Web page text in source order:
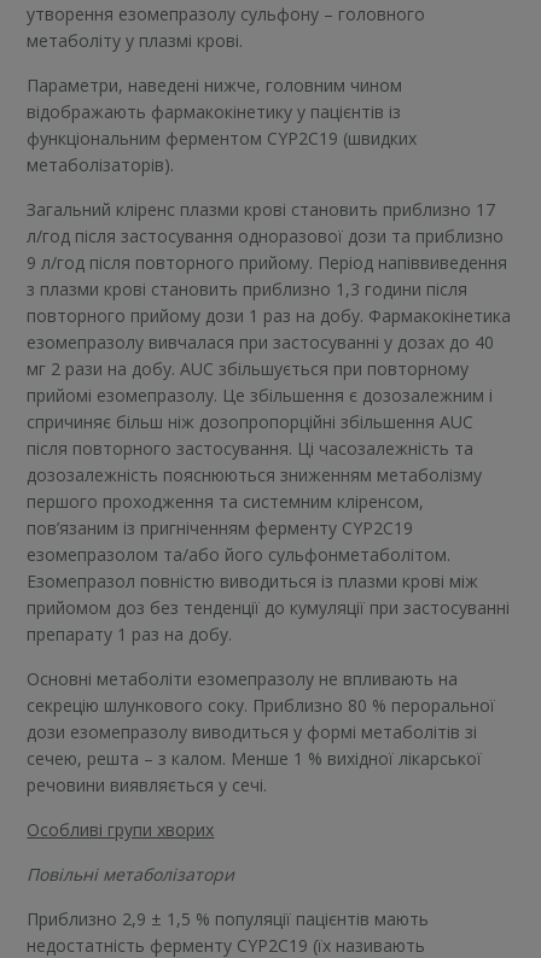
утворення езомепразолу сульфону – головного
метаболіту у плазмі крові.
Параметри, наведені нижче, головним чином
відображають фармакокінетику у пацієнтів із
функціональним ферментом CYP2С19 (швидких
метаболізаторів).
Загальний кліренс плазми крові становить приблизно 17
л/год після застосування одноразової дози та приблизно
9 л/год після повторного прийому. Період напіввиведення
з плазми крові становить приблизно 1,3 години після
повторного прийому дози 1 раз на добу. Фармакокінетика
езомепразолу вивчалася при застосуванні у дозах до 40
мг 2 рази на добу. AUC збільшується при повторному
прийомі езомепразолу. Це збільшення є дозозалежним і
спричиняє більш ніж дозопропорційні збільшення AUC
після повторного застосування. Ці часозалежність та
дозозалежність пояснюються зниженням метаболізму
першого проходження та системним кліренсом,
пов’язаним із пригніченням ферменту CYP2С19
езомепразолом та/або його сульфонметаболітом.
Езомепразол повністю виводиться із плазми крові між
прийомом доз без тенденції до кумуляції при застосуванні
препарату 1 раз на добу.
Основні метаболіти езомепразолу не впливають на
секрецію шлункового соку. Приблизно 80 % пероральної
дози езомепразолу виводиться у формі метаболітів зі
сечею, решта – з калом. Менше 1 % вихідної лікарської
речовини виявляється у сечі.
Особливі групи хворих
Повільні метаболізатори
Приблизно 2,9 ± 1,5 % популяції пацієнтів мають
недостатність ферменту CYP2С19 (їх називають